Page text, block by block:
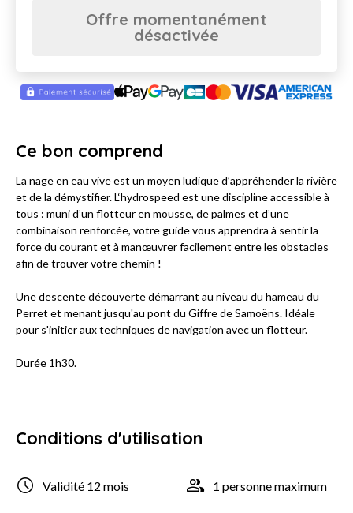
Offre momentanément
désactivée
Ce bon comprend
La nage en eau vive est un moyen ludique d’appréhender la rivière
et de la démystifier. L‘hydrospeed est une discipline accessible à
tous : muni d’un flotteur en mousse, de palmes et d’une
combinaison renforcée, votre guide vous apprendra à sentir la
force du courant et à manœuvrer facilement entre les obstacles
afin de trouver votre chemin !
Une descente découverte démarrant au niveau du hameau du
Perret et menant jusqu'au pont du Giffre de Samoëns. Idéale
pour s'initier aux techniques de navigation avec un flotteur.
Durée 1h30.
Conditions d'utilisation
Validité 12 mois 1 personne maximum